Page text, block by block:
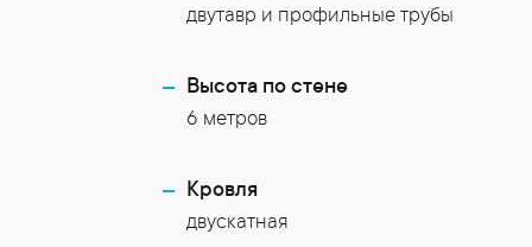
двутавр и профильные трубы
Высота по стене
6 метров
Кровля
двускатная